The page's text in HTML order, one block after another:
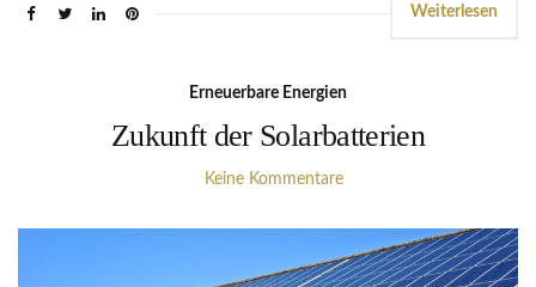
Weiterlesen
Erneuerbare Energien
Zukunft der Solarbatterien
Keine Kommentare